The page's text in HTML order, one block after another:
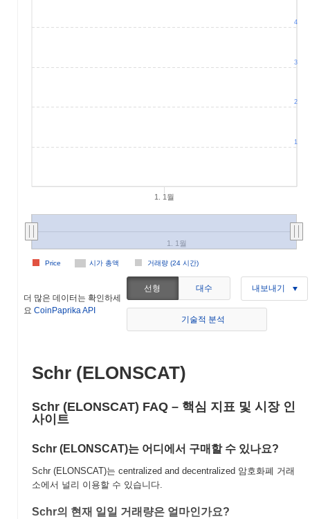
1. 1월
시가 총액 거래량 (24 시간)
Price
1. 1월
1
2
3
4
더 많은 데이터는 확인하세
요 CoinPaprika API
선형 대수 내보내기
기술적 분석
Schr (ELONSCAT)
Schr (ELONSCAT) FAQ – 핵심 지표 및 시장 인
사이트
Schr (ELONSCAT)는 어디에서 구매할 수 있나요?
Schr (ELONSCAT)는 centralized and decentralized 암호화폐 거래
소에서 널리 이용할 수 있습니다.
Schr의 현재 일일 거래량은 얼마인가요?